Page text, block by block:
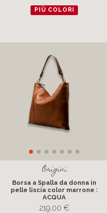
PIÙ COLORI
Origini
Borsa a Spalla da donna in
pelle liscia color marrone :
ACQUA
219,00 €